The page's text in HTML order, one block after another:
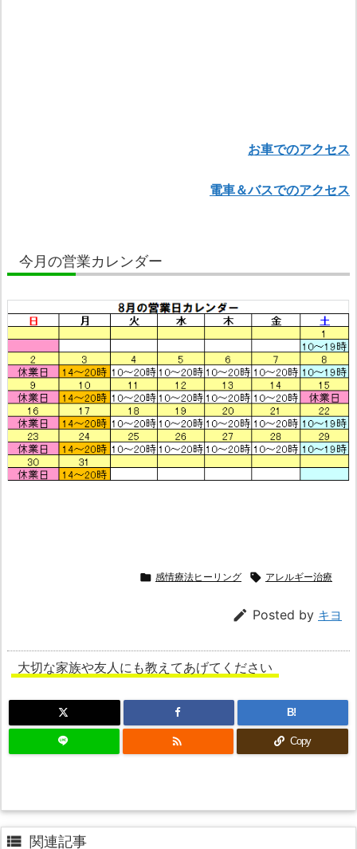
お車でのアクセス
電車＆バスでのアクセス
今月の営業カレンダー
 感情療法ヒーリング  アレルギー治療
 Posted by キヨ
大切な家族や友人にも教えてあげてください
B!
 Copy
 関連記事